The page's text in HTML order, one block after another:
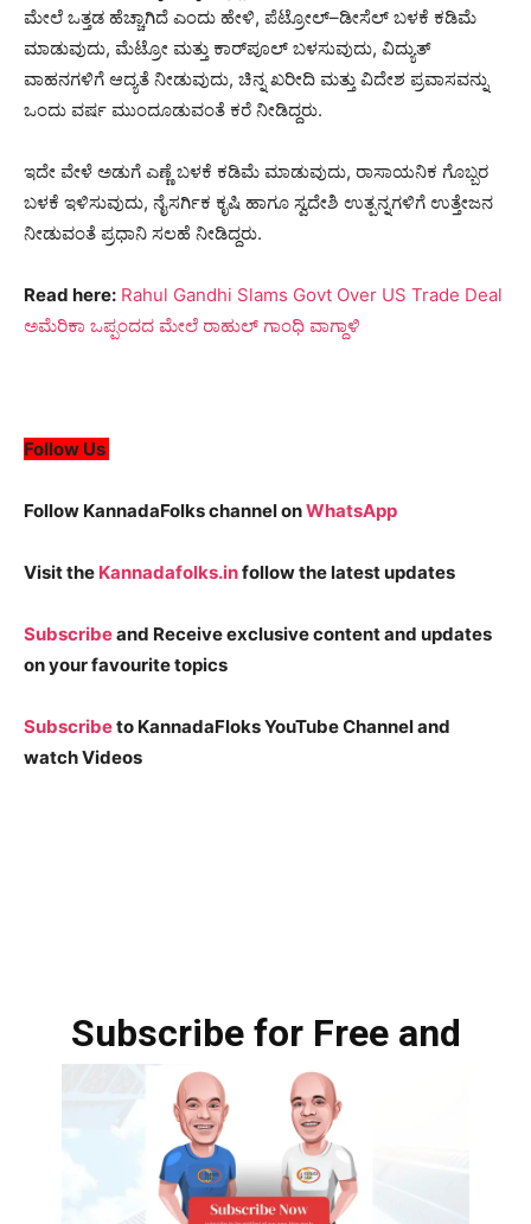
ಮೇಲೆ ಒತ್ತಡ ಹೆಚ್ಚಾಗಿದೆ ಎಂದು ಹೇಳಿ, ಪೆಟ್ರೋಲ್–ಡೀಸೆಲ್ ಬಳಕೆ ಕಡಿಮೆ
ಮಾಡುವುದು, ಮೆಟ್ರೋ ಮತ್ತು ಕಾರ್‌ಪೂಲ್ ಬಳಸುವುದು, ವಿದ್ಯುತ್
ವಾಹನಗಳಿಗೆ ಆದ್ಯತೆ ನೀಡುವುದು, ಚಿನ್ನ ಖರೀದಿ ಮತ್ತು ವಿದೇಶ ಪ್ರವಾಸವನ್ನು
ಒಂದು ವರ್ಷ ಮುಂದೂಡುವಂತೆ ಕರೆ ನೀಡಿದ್ದರು.
ಇದೇ ವೇಳೆ ಅಡುಗೆ ಎಣ್ಣೆ ಬಳಕೆ ಕಡಿಮೆ ಮಾಡುವುದು, ರಾಸಾಯನಿಕ ಗೊಬ್ಬರ
ಬಳಕೆ ಇಳಿಸುವುದು, ನೈಸರ್ಗಿಕ ಕೃಷಿ ಹಾಗೂ ಸ್ವದೇಶಿ ಉತ್ಪನ್ನಗಳಿಗೆ ಉತ್ತೇಜನ
ನೀಡುವಂತೆ ಪ್ರಧಾನಿ ಸಲಹೆ ನೀಡಿದ್ದರು.
Read here: Rahul Gandhi Slams Govt Over US Trade Deal
ಅಮೆರಿಕಾ ಒಪ್ಪಂದದ ಮೇಲೆ ರಾಹುಲ್ ಗಾಂಧಿ ವಾಗ್ದಾಳಿ
Follow Us
Follow KannadaFolks channel onWhatsApp
Visit the Kannadafolks.infollow the latest updates
Subscribeand Receive exclusive content and updates
on your favourite topics
Subscribeto KannadaFloks YouTube Channel and
watch Videos
Subscribe for Free and